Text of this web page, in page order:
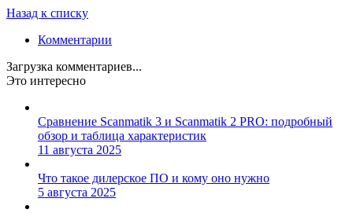
Назад к списку
Комментарии
Загрузка комментариев...
Это интересно
Сравнение Scanmatik 3 и Scanmatik 2 PRO: подробный
обзор и таблица характеристик
11 августа 2025
Что такое дилерское ПО и кому оно нужно
5 августа 2025